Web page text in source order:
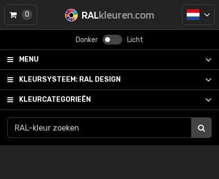
RALkleuren.com
Donker Licht
MENU
KLEURSYSTEEM: RAL DESIGN
KLEURCATEGORIEËN
0